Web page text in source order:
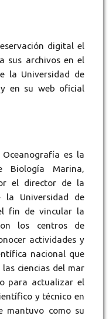
digital el
sus archivos en el
la Universidad de
en su web oficial
es la
Biología Marina,
el director de la
la Universidad de
fin de vincular la
los centros de
actividades y
nacional que
ciencias del mar
para actualizar el
y técnico en
mantuvo como su